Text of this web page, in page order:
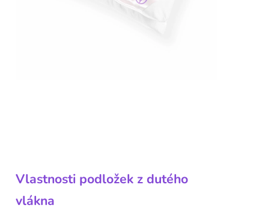
Vlastnosti podložek z dutého
vlákna